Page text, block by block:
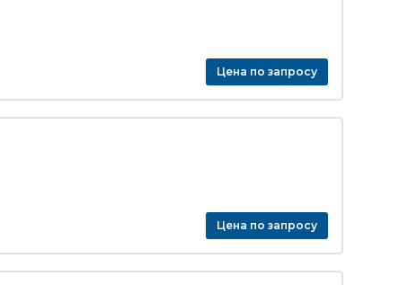
Цена по запросу
Цена по запросу